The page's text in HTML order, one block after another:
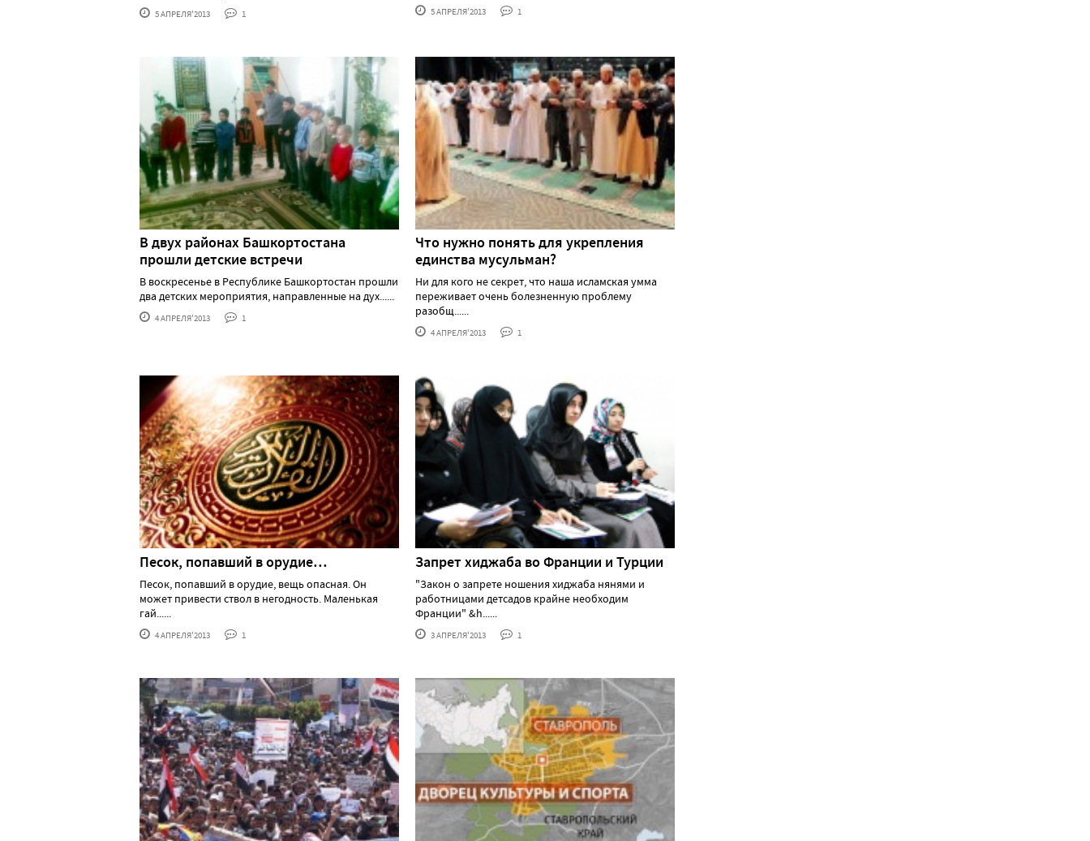
5 АПРЕЛЯ'2013 1 5 АПРЕЛЯ'2013 1
В двух районах Башкортостана
прошли детские встречи
В воскресенье в Республике Башкортостан прошли
два детских мероприятия, направленные на дух......
4 АПРЕЛЯ'2013 1
Что нужно понять для укрепления
единства мусульман?
Ни для кого не секрет, что наша исламская умма
переживает очень болезненную проблему
разобщ......
4 АПРЕЛЯ'2013 1
Песок, попавший в орудие…
Песок, попавший в орудие, вещь опасная. Он
может привести ствол в негодность. Маленькая
гай......
4 АПРЕЛЯ'2013 1
Запрет хиджаба во Франции и Турции
"Закон о запрете ношения хиджаба нянями и
работницами детсадов крайне необходим
Франции" &h......
3 АПРЕЛЯ'2013 1